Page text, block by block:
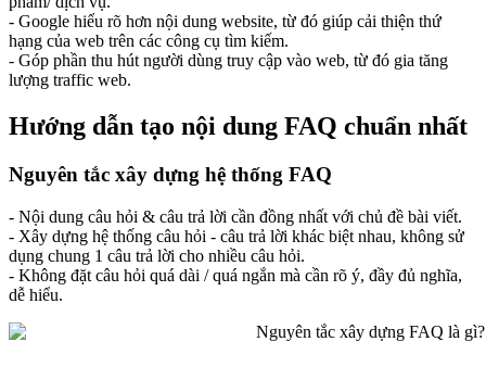
- Google hiểu rõ hơn nội dung website, từ đó giúp cải thiện thứ
hạng của web trên các công cụ tìm kiếm.
- Góp phần thu hút người dùng truy cập vào web, từ đó gia tăng
lượng traffic web.
Hướng dẫn tạo nội dung FAQ chuẩn nhất
Nguyên tắc xây dựng hệ thống FAQ
- Nội dung câu hỏi & câu trả lời cần đồng nhất với chủ đề bài viết.
- Xây dựng hệ thống câu hỏi - câu trả lời khác biệt nhau, không sử
dụng chung 1 câu trả lời cho nhiều câu hỏi.
- Không đặt câu hỏi quá dài / quá ngắn mà cần rõ ý, đầy đủ nghĩa,
dễ hiểu.